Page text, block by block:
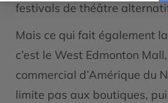
festivals de théâtre
Mais ce qui fait également la
c’est le West Edmonton Mall
commercial d’Amérique du
limite pas aux boutiques,